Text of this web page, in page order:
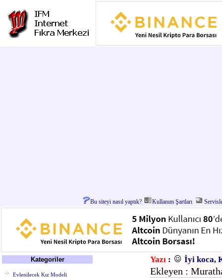
Bu siteyi nasıl yaptık? Kullanım Şartları
Kategoriler
Evlenilecek Kız Modeli
Yazı : İyi koca,
Ekleyen :